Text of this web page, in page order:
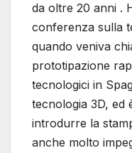
da oltre 20 anni .
conferenza sulla
quando veniva
prototipazione
tecnologici in
tecnologia 3D, ed
introdurre la
anche molto